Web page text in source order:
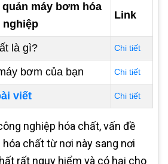
máy bơm hóa
nghiệp
Link
là gì? Chi tiết
bơm của bạn Chi tiết
viết Chi tiết
nghiệp hóa chất, vấn đề
chất từ nơi này sang nơi
rất nguy hiểm và có hại cho